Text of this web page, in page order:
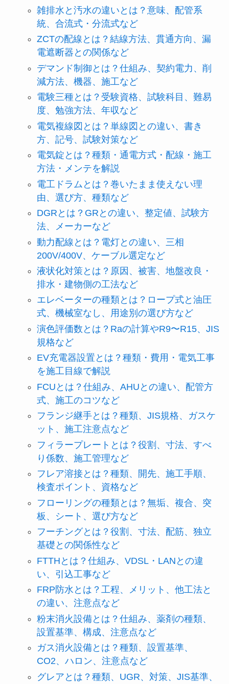
雑排水と汚水の違いとは？意味、配管系
統、合流式・分流式など
ZCTの配線とは？結線方法、貫通方向、漏
電遮断器との関係など
デマンド制御とは？仕組み、契約電力、削
減方法、機器、施工など
電験三種とは？受験資格、試験科目、難易
度、勉強方法、年収など
電気複線図とは？単線図との違い、書き
方、記号、試験対策など
電気錠とは？種類・通電方式・配線・施工
方法・メンテを解説
電工ドラムとは？巻いたまま使えない理
由、選び方、種類など
DGRとは？GRとの違い、整定値、試験方
法、メーカーなど
動力配線とは？電灯との違い、三相
200V/400V、ケーブル選定など
液状化対策とは？原因、被害、地盤改良・
排水・建物側の工法など
エレベーターの種類とは？ロープ式と油圧
式、機械室なし、用途別の選び方など
演色評価数とは？Raの計算やR9〜R15、JIS
規格など
EV充電器設置とは？種類・費用・電気工事
を施工目線で解説
FCUとは？仕組み、AHUとの違い、配管方
式、施工のコツなど
フランジ継手とは？種類、JIS規格、ガスケ
ット、施工注意点など
フィラープレートとは？役割、寸法、すべ
り係数、施工管理など
フレア溶接とは？種類、開先、施工手順、
検査ポイント、資格など
フローリングの種類とは？無垢、複合、突
板、シート、選び方など
フーチングとは？役割、寸法、配筋、独立
基礎との関係性など
FTTHとは？仕組み、VDSL・LANとの違
い、引込工事など
FRP防水とは？工程、メリット、他工法と
の違い、注意点など
粉末消火設備とは？仕組み、薬剤の種類、
設置基準、構成、注意点など
ガス消火設備とは？種類、設置基準、
CO2、ハロン、注意点など
グレアとは？種類、UGR、対策、JIS基準、